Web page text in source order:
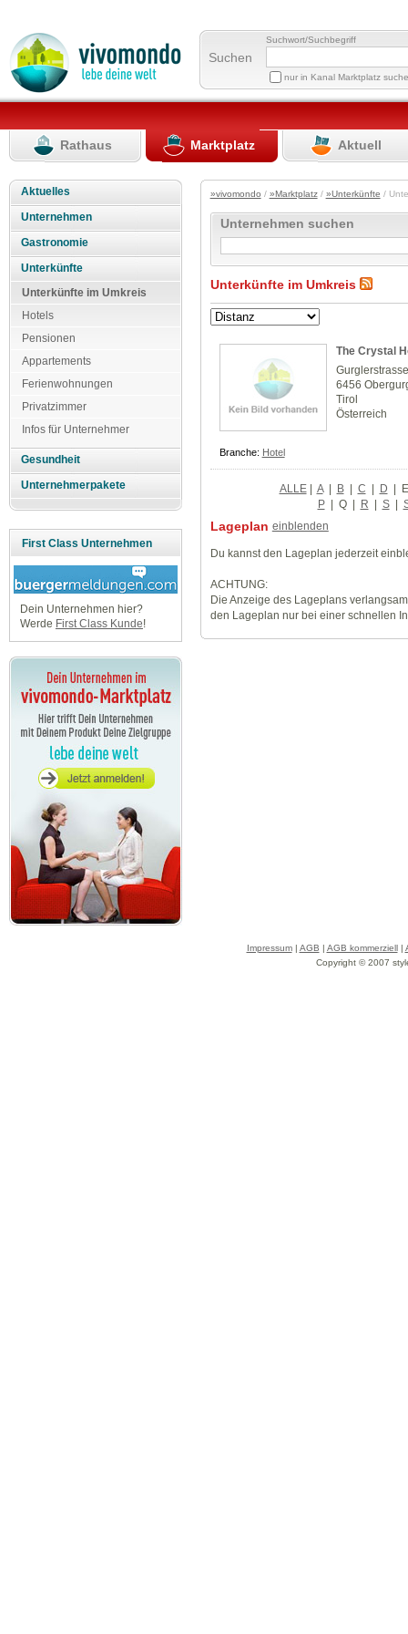
Suchen
Suchwort/Suchbegriff
nur in Kanal Marktplatz
Rathaus Marktplatz Aktuell
Aktuelles
Unternehmen
Gastronomie
Unterkünfte
Unterkünfte im Umkreis
Hotels
Pensionen
Appartements
Ferienwohnungen
Privatzimmer
Infos für Unternehmer
Gesundheit
Unternehmerpakete
First Class Unternehmen
Dein Unternehmen hier?
Werde First Class Kunde!
»vivomondo / »Marktplatz/ »Unterkünfte /
Unternehmen suchen
Unterkünfte im Umkreis
The Crystal
6456
Tirol
Österreich
Branche: Hotel
ALLE| A | B | C | D |
P | Q | R | S |
Lageplan einblenden
Du kannst den Lageplan jederzeit
ACHTUNG:
Die Anzeige des Lageplans
den Lageplan nur bei einer schnellen
Impressum| AGB | AGB kommerziell|
Copyright © 2007